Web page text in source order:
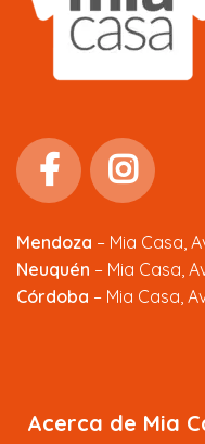
Mendoza – Mia Casa,
Neuquén – Mia Casa,
Córdoba – Mia Casa,
Acerca de Mia